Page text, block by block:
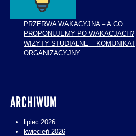
PRZERWA WAKACYJNA – A CO
PROPONUJEMY PO WAKACJACH?
WIZYTY STUDIALNE – KOMUNIKAT
ORGANIZACYJNY
ARCHIWUM
lipiec 2026
kwiecień 2026